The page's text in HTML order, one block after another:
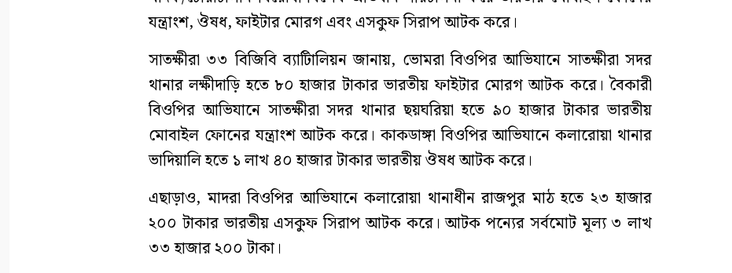
যন্ত্রাংশ, ঔষধ, ফাইটার মোরগ এবং এসকুফ সিরাপ আটক করে।
সাতক্ষীরা ৩৩ বিজিবি ব্যাটিালিয়ন জানায়, ভোমরা বিওপির আভিযানে সাতক্ষীরা সদর
থানার লক্ষীদাড়ি হতে ৮০ হাজার টাকার ভারতীয় ফাইটার মোরগ আটক করে। বৈকারী
বিওপির আভিযানে সাতক্ষীরা সদর থানার ছয়ঘরিয়া হতে ৯০ হাজার টাকার ভারতীয়
মোবাইল ফোনের যন্ত্রাংশ আটক করে। কাকডাঙ্গা বিওপির আভিযানে কলারোয়া থানার
ভাদিয়ালি হতে ১ লাখ ৪০ হাজার টাকার ভারতীয় ঔষধ আটক করে।
এছাড়াও, মাদরা বিওপির আভিযানে কলারোয়া থানাধীন রাজপুর মাঠ হতে ২৩ হাজার
২০০ টাকার ভারতীয় এসকুফ সিরাপ আটক করে। আটক পন্যের সর্বমোট মূল্য ৩ লাখ
৩৩ হাজার ২০০ টাকা।